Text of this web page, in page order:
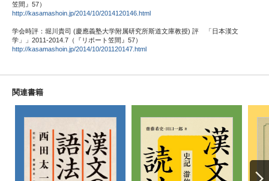
笠間』57）
http://kasamashoin.jp/2014/10/2014120146.html
学会時評：堀川貴司 (慶應義塾大学附属研究所斯道文庫教授) 評 「日本漢文
学」」2011-2014.7（『リポート笠間』57）
http://kasamashoin.jp/2014/10/201120147.html
関連書籍